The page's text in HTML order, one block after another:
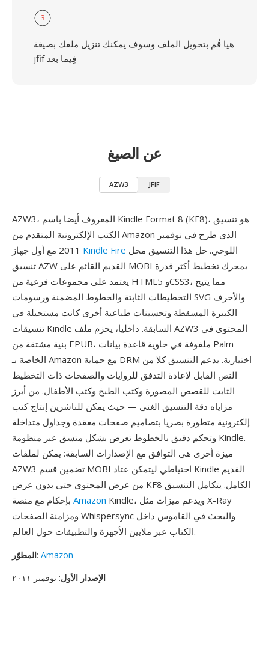
3
هيا قُم بتحويل الملف وسوف يمكنك تنزيل ملفك بصيغة
jfif فِيما بعد
عن الصيغ
AZW3 JFIF
AZW3، المعروف أيضا باسم Kindle Format 8 (KF8)، هو تنسيق
الكتب الإلكترونية المتقدم من Amazon الذي طرح في نوفمبر
Kindle Fire
تنسيق AZW القديم القائم على MOBI بمحرك تخطيط أكثر قدرة
يعتمد على مجموعات فرعية من HTML5 وCSS3، مما يتيح
التخطيطات الثابتة والخطوط المضمنة ورسومات SVG والأحرف
الكبيرة المسقطة وتحسينات طباعية أخرى كانت مستحيلة في
تنسيقات Kindle السابقة. داخليا، يحزم ملف AZW3 المحتوى في
بنية مشتقة من EPUB، ملفوفة في حاوية قاعدة بيانات Palm
الخاصة بـ Amazon مع حماية DRM اختيارية. يدعم التنسيق كلا من
النص القابل لإعادة التدفق للروايات والصفحات ذات التخطيط
الثابت للقصص المصورة وكتب الطبخ وكتب الأطفال. من أبرز
مزاياه دقة التنسيق الغني — حيث يمكن للناشرين إنتاج كتب
إلكترونية متطورة بصريا بتصاميم صفحات معقدة وجداول متداخلة
وتحكم دقيق بالخطوط تعرض بشكل متسق عبر منظومة Kindle.
ميزة أخرى هي التوافق مع الإصدارات السابقة: يمكن لملفات
AZW3 تضمين قسم MOBI احتياطي ليتمكن عتاد Kindle القديم
من عرض المحتوى حتى بدون عرض KF8 الكامل. يتكامل التنسيق
Amazon Kindle، ويدعم ميزات مثل X-Ray
ومزامنة الصفحات Whispersync والبحث في القاموس داخل
الكتاب عبر ملايين الأجهزة والتطبيقات حول العالم.
المطوّر: Amazon
الإصدار الأول: نوفمبر ٢٠١١